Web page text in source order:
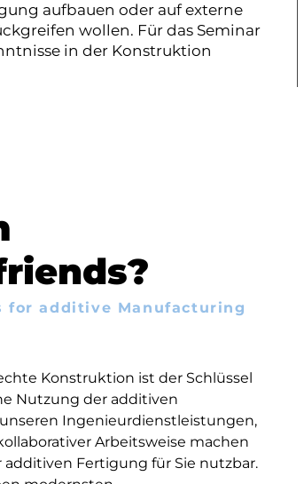
aufbauen oder auf externe
wollen. Für das Seminar
in der Konstruktion
for additive Manufacturing
Konstruktion ist der Schlüssel
Nutzung der additiven
Ingenieurdienstleistungen,
Arbeitsweise machen
additiven Fertigung für Sie nutzbar.